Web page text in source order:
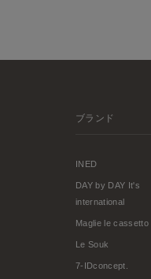
ブランド
INED
DAY by DAY It's
international
Maglie le cassetto
Le Souk
7-IDconcept.